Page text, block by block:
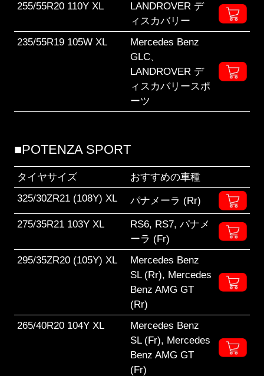
255/55R20 110Y XL
LANDROVER デ
ィスカバリー
235/55R19 105W XL
Mercedes Benz
GLC、
LANDROVER デ
ィスカバリースポ
ーツ
■POTENZA SPORT
タイヤサイズ
おすすめの車種
325/30ZR21 (108Y) XL
パナメーラ (Rr)
275/35R21 103Y XL
RS6, RS7, パナメ
ーラ (Fr)
295/35ZR20 (105Y) XL
Mercedes Benz
SL (Rr), Mercedes
Benz AMG GT
(Rr)
265/40R20 104Y XL
Mercedes Benz
SL (Fr), Mercedes
Benz AMG GT
(Fr)